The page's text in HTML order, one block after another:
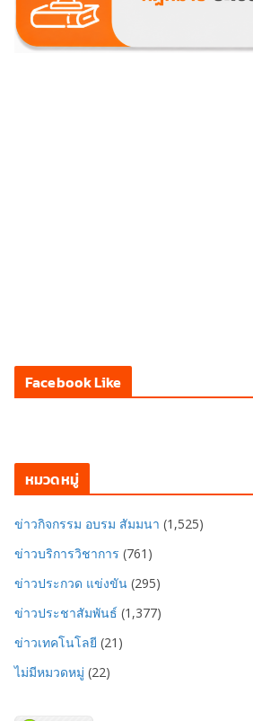
Facebook Like
หมวดหมู่
ข่าวกิจกรรม อบรม สัมมนา (1,525)
ข่าวบริการวิชาการ (761)
ข่าวประกวด แข่งขัน (295)
ข่าวประชาสัมพันธ์ (1,377)
ข่าวเทคโนโลยี (21)
ไม่มีหมวดหมู่ (22)